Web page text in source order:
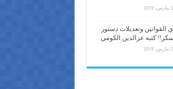
2019
القوانين وتعديلات دستور
كتبه عزالدين الكومي
2019